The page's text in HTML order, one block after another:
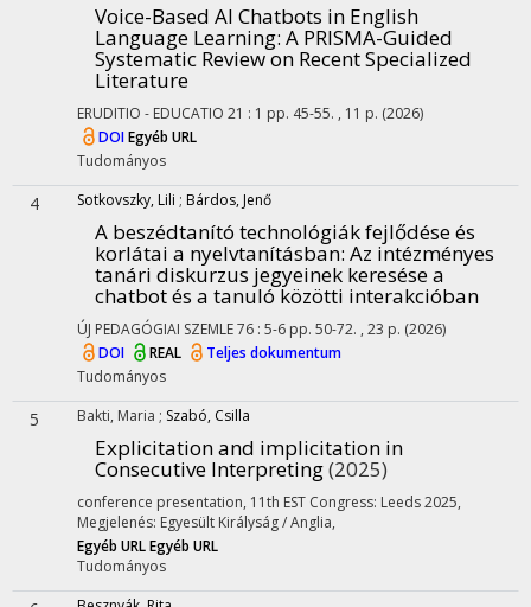
Voice-Based AI Chatbots in English
Language Learning: A PRISMA-Guided
Systematic Review on Recent Specialized
Literature
ERUDITIO - EDUCATIO 21 : 1 pp. 45-55. , 11 p. (2026)
DOIEgyéb URL
Tudományos
4 Sotkovszky, Lili ; Bárdos, Jenő
A beszédtanító technológiák fejlődése és
korlátai a nyelvtanításban: Az intézményes
tanári diskurzus jegyeinek keresése a
chatbot és a tanuló közötti interakcióban
ÚJ PEDAGÓGIAI SZEMLE76 : 5-6 pp. 50-72. , 23 p. (2026)
DOI
REAL
Teljes dokumentum
Tudományos
5 Bakti, Maria ; Szabó, Csilla
Explicitation and implicitation in
Consecutive Interpreting(2025)
conference presentation, 11th EST Congress: Leeds 2025,
Megjelenés: Egyesült Királyság / Anglia,
Egyéb URLEgyéb URL
Tudományos